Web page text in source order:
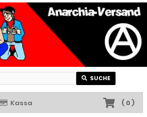
SUCHE
Kassa ( 0)